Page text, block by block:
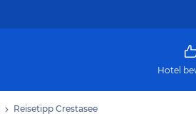
Hotel
Reisetipp Crestasee